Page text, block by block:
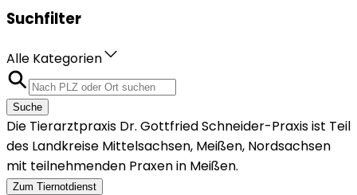
Suchfilter
Alle Kategorien
Suche
Die Tierarztpraxis Dr. Gottfried Schneider-Praxis ist Teil
des Landkreise Mittelsachsen, Meißen, Nordsachsen
mit teilnehmenden Praxen in Meißen.
Zum Tiernotdienst